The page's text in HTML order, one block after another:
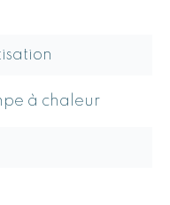
à chaleur